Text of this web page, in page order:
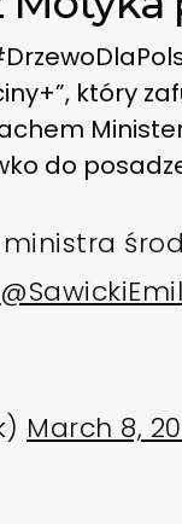
który
do
@SawickiEmil
March 8,